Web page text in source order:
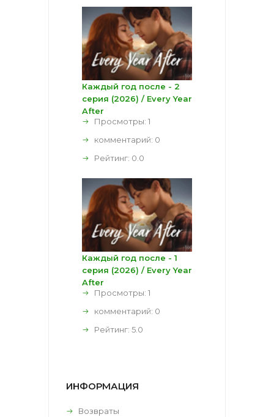
Каждый год после - 2
серия (2026) / Every Year
After
Просмотры: 1
комментарий: 0
Рейтинг: 0.0
Каждый год после - 1
серия (2026) / Every Year
After
Просмотры: 1
комментарий: 0
Рейтинг: 5.0
ИНФОРМАЦИЯ
Возвраты